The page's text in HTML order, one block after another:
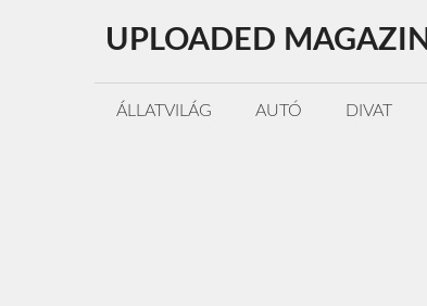
tartalomba
UPLOADED MAGAZIN
ÁLLATVILÁG AUTÓ DIVAT